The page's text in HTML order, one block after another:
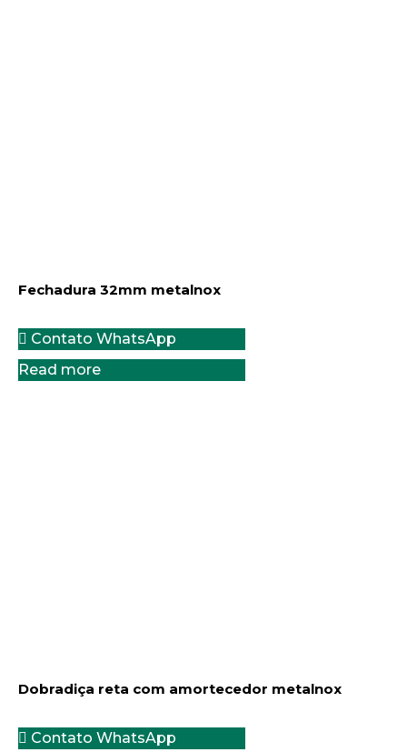
Fechadura 32mm metalnox
Contato WhatsApp
Read more
Dobradiça reta com amortecedor metalnox
Contato WhatsApp